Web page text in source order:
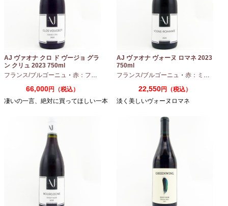
AJ ヴァオナ クロ ド ヴージョ グラ
ン クリュ 2023 750ml
フランス/ブルゴーニュ ・ 赤：フルボディ ・ピノノワール
66,000円（税込）
凄いの一言、絶対に買ってほしい一本
AJ ヴァオナ ヴォーヌ ロマネ 2023
750ml
フランス/ブルゴーニュ ・ 赤：ミディアムボディ
22,550円（税込）
淡く美しいヴォーヌロマネ